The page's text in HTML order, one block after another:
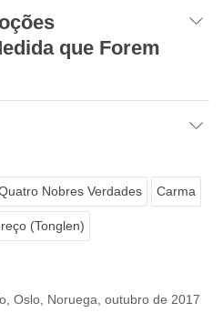
que Forem
Nobres Verdades Carma
(Tonglen)
Oslo, Noruega, outubro de 2017